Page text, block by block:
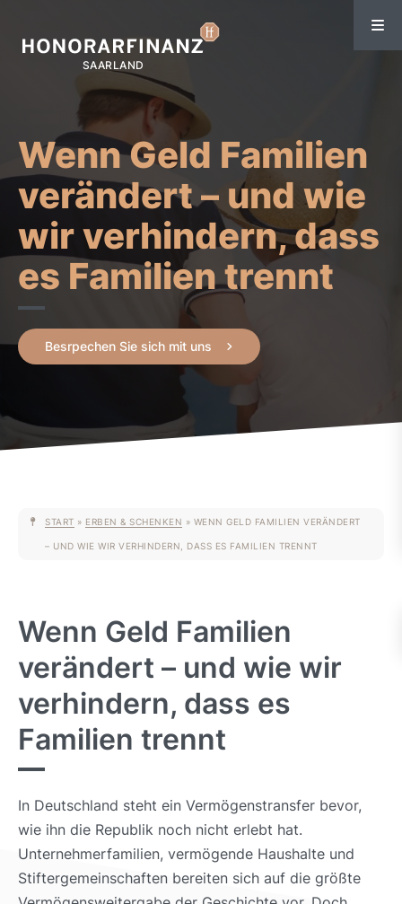
Wenn Geld Familien
verändert – und wie
wir verhindern, dass
es Familien trennt
Besrpechen Sie sich mit uns
START » ERBEN & SCHENKEN » WENN GELD FAMILIEN VERÄNDERT
– UND WIE WIR VERHINDERN, DASS ES FAMILIEN TRENNT
Wenn Geld Familien
verändert – und wie wir
verhindern, dass es
Familien trennt
In Deutschland steht ein Vermögenstransfer bevor,
wie ihn die Republik noch nicht erlebt hat.
Unternehmerfamilien, vermögende Haushalte und
Stiftergemeinschaften bereiten sich auf die größte